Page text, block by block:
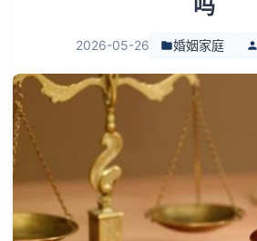
吗
2026-05-26 婚姻家庭